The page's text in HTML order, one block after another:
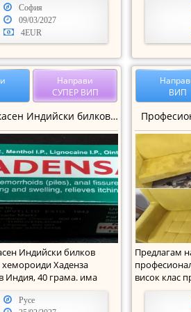
София
09/03/2027
4EUR
Направи
СУПЕР ВИП
Много eфикасен Индийски билков крем против хемороиди Хаденза
Индийски билков
Хаденза
Индия, 40 грама. има
Русе
ВИП
Предлагам
висок клас
искате